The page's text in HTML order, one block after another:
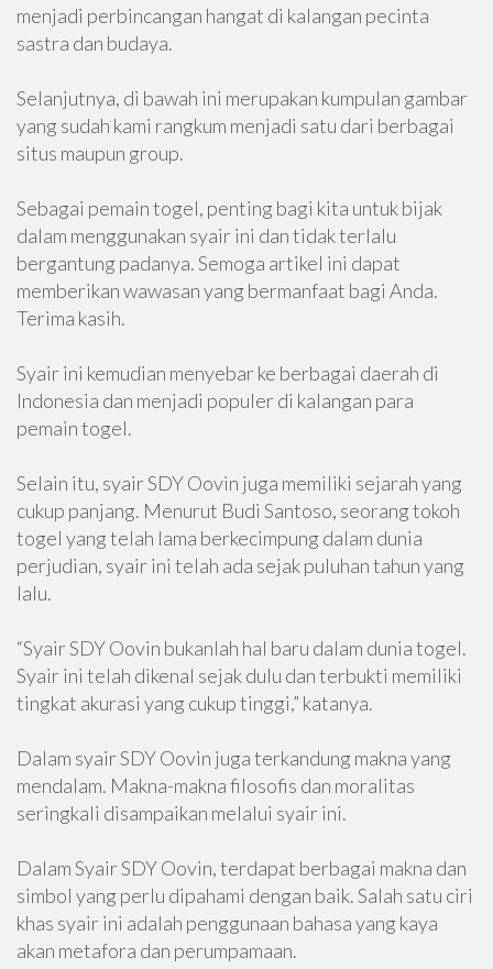
menjadi perbincangan hangat di kalangan pecinta
sastra dan budaya.
Selanjutnya, di bawah ini merupakan kumpulan gambar
yang sudah kami rangkum menjadi satu dari berbagai
situs maupun group.
Sebagai pemain togel, penting bagi kita untuk bijak
dalam menggunakan syair ini dan tidak terlalu
bergantung padanya. Semoga artikel ini dapat
memberikan wawasan yang bermanfaat bagi Anda.
Terima kasih.
Syair ini kemudian menyebar ke berbagai daerah di
Indonesia dan menjadi populer di kalangan para
pemain togel.
Selain itu, syair SDY Oovin juga memiliki sejarah yang
cukup panjang. Menurut Budi Santoso, seorang tokoh
togel yang telah lama berkecimpung dalam dunia
perjudian, syair ini telah ada sejak puluhan tahun yang
lalu.
“Syair SDY Oovin bukanlah hal baru dalam dunia togel.
Syair ini telah dikenal sejak dulu dan terbukti memiliki
tingkat akurasi yang cukup tinggi,” katanya.
Dalam syair SDY Oovin juga terkandung makna yang
mendalam. Makna-makna filosofis dan moralitas
seringkali disampaikan melalui syair ini.
Dalam Syair SDY Oovin, terdapat berbagai makna dan
simbol yang perlu dipahami dengan baik. Salah satu ciri
khas syair ini adalah penggunaan bahasa yang kaya
akan metafora dan perumpamaan.